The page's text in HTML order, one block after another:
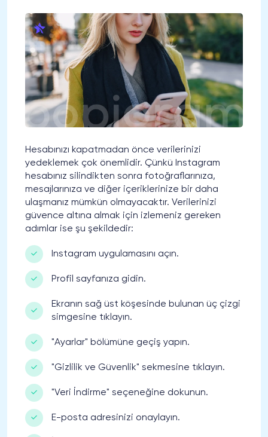
Hesabınızı kapatmadan önce verilerinizi
yedeklemek çok önemlidir. Çünkü Instagram
hesabınız silindikten sonra fotoğraflarınıza,
mesajlarınıza ve diğer içeriklerinize bir daha
ulaşmanız mümkün olmayacaktır. Verilerinizi
güvence altına almak için izlemeniz gereken
adımlar ise şu şekildedir:
Instagram uygulamasını açın.
Profil sayfanıza gidin.
Ekranın sağ üst köşesinde bulunan üç çizgi
simgesine tıklayın.
"Ayarlar" bölümüne geçiş yapın.
"Gizlilik ve Güvenlik" sekmesine tıklayın.
"Veri İndirme" seçeneğine dokunun.
E-posta adresinizi onaylayın.